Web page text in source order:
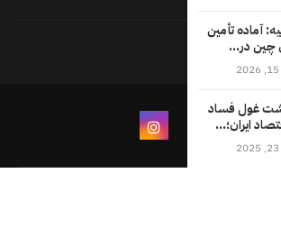
آماده تأمین
چین در...
غول فساد
ايران؛...